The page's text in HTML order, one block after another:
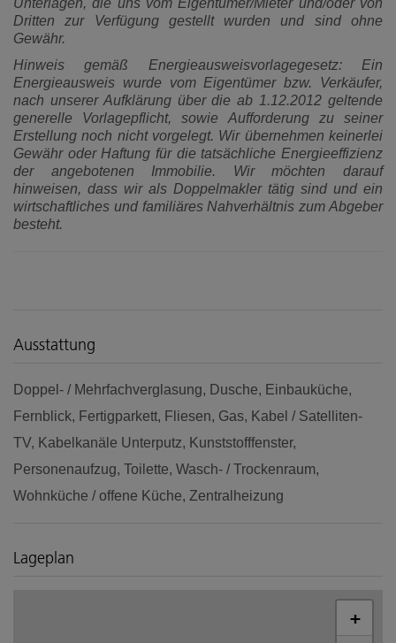
Dritten zur Verfügung gestellt wurden und sind ohne
Gewähr.
Hinweis gemäß Energieausweisvorlagegesetz: Ein
Energieausweis wurde vom Eigentümer bzw. Verkäufer,
nach unserer Aufklärung über die ab 1.12.2012 geltende
generelle Vorlagepflicht, sowie Aufforderung zu seiner
Erstellung noch nicht vorgelegt. Wir übernehmen keinerlei
Gewähr oder Haftung für die tatsächliche Energieeffizienz
der angebotenen Immobilie. Wir möchten darauf
hinweisen, dass wir als Doppelmakler tätig sind und ein
wirtschaftliches und familiäres Nahverhältnis zum Abgeber
besteht.
Ausstattung
Doppel- / Mehrfachverglasung Dusche
Einbauküche
Fernblick
Fertigparkett Fliesen Gas
Kabel / Satelliten-
TV
Kabelkanäle Unterputz
Kunststofffenster
Personenaufzug Toilette Wasch- / Trockenraum
Wohnküche / offene Küche Zentralheizung
Lageplan
+